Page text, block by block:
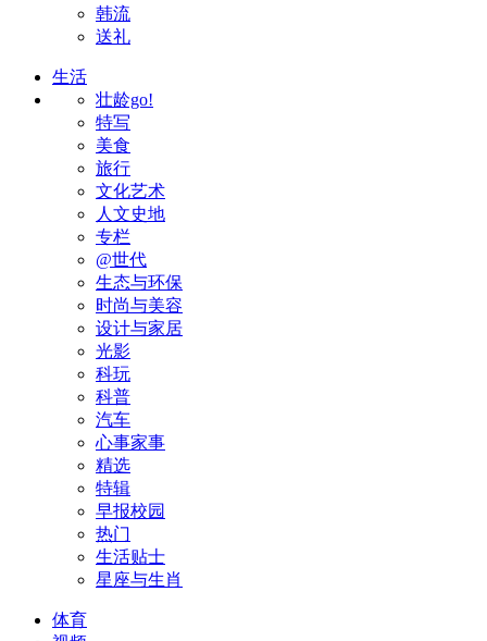
韩流
送礼
生活
壮龄go!
特写
美食
旅行
文化艺术
人文史地
专栏
@世代
生态与环保
时尚与美容
设计与家居
光影
科玩
科普
汽车
心事家事
精选
特辑
早报校园
热门
生活贴士
星座与生肖
体育